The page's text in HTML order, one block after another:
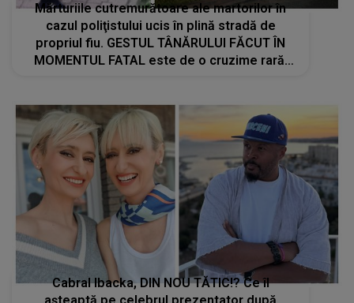
Mărturiile cutremurătoare ale martorilor în
cazul poliţistului ucis în plină stradă de
propriul fiu. GESTUL TÂNĂRULUI FĂCUT ÎN
MOMENTUL FATAL este de o cruzime rară.
Cabral Ibacka, DIN NOU TĂTIC!? Ce îl
așteaptă pe celebrul prezentator după